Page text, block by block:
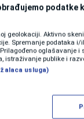
nadstrešnice
helikopter
reporter N1.
obalama, a
podatke
geolokaciji. Aktivno
Spremanje podataka i/
oglašavanje i
istraživanje publike i
usluga)